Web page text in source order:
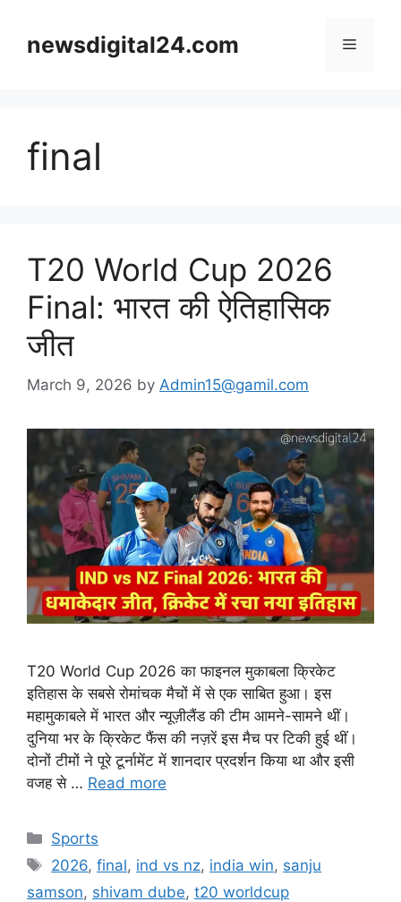
contentnewsdigital24.com Menu
final
T20 World Cup 2026
Final: भारत की ऐतिहासिक
जीत
March 9, 2026 by Admin15@gamil.com
T20 World Cup 2026 का फाइनल मुकाबला क्रिकेट
इतिहास के सबसे रोमांचक मैचों में से एक साबित हुआ। इस
महामुकाबले में भारत और न्यूज़ीलैंड की टीम आमने-सामने थीं।
दुनिया भर के क्रिकेट फैंस की नज़रें इस मैच पर टिकी हुई थीं।
दोनों टीमों ने पूरे टूर्नामेंट में शानदार प्रदर्शन किया था और इसी
वजह से … Read more
Categories
Sports
Tags
2026,final, ind vs nz, india win, sanju
samson, shivam dube, t20 worldcup